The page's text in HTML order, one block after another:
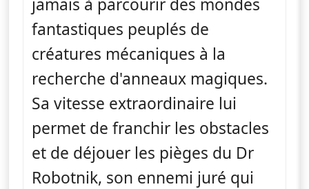
fantastiques peuplés de
créatures mécaniques à la
recherche d'anneaux magiques.
Sa vitesse extraordinaire lui
permet de franchir les obstacles
et de déjouer les pièges du Dr
Robotnik, son ennemi juré qui